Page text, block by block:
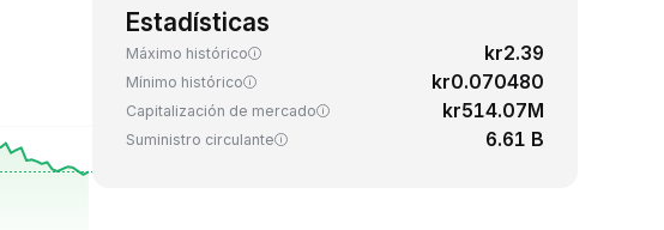
Estadísticas
Máximo histórico kr2.39
Mínimo histórico kr0.070480
Capitalización de mercado kr514.07M
Suministro circulante 6.61 B